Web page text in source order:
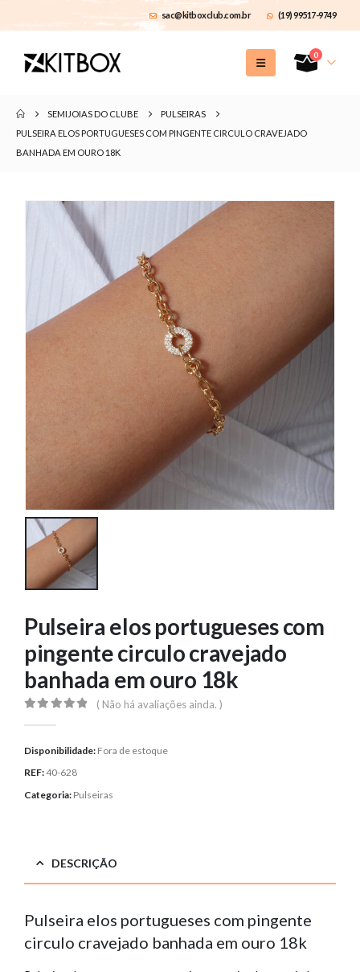
sac@kitboxclub.com.br (19) 99517-9749
0
SEMIJOIAS DO CLUBE
PULSEIRAS
PULSEIRA ELOS PORTUGUESES COM PINGENTE CIRCULO CRAVEJADO
BANHADA EM OURO 18K
Pulseira elos portugueses com
pingente circulo cravejado
banhada em ouro 18k
( Não há avaliações ainda. )
Disponibilidade: Fora de estoque
REF:40-628
Categoria: Pulseiras
DESCRIÇÃO
Pulseira elos portugueses com pingente
circulo cravejado banhada em ouro 18k